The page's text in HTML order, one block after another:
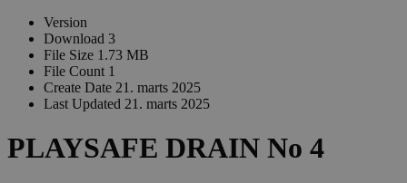
Version
Download 3
File Size 1.73 MB
File Count 1
Create Date 21. marts 2025
Last Updated 21. marts 2025
PLAYSAFE DRAIN No 4